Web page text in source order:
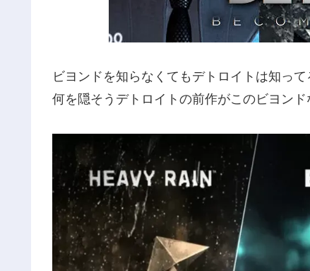
ビヨンドを知らなくてもデトロイトは知っ
何を隠そうデトロイトの前作がこのビヨン